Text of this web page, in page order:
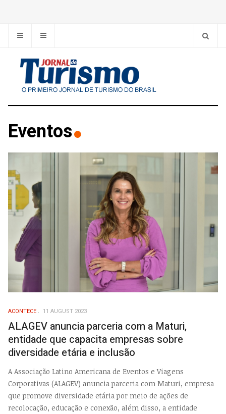
Eventos
ACONTECE 11 AUGUST 2023
ALAGEV anuncia parceria com a Maturi,
entidade que capacita empresas sobre
diversidade etária e inclusão
A Associação Latino Americana de Eventos e Viagens
Corporativas (ALAGEV) anuncia parceria com Maturi, empresa
que promove diversidade etária por meio de ações de
recolocação, educação e conexão, além disso, a entidade